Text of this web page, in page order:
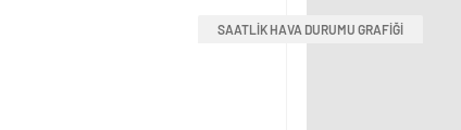
SAATLİK HAVA DURUMU GRAFİĞİ